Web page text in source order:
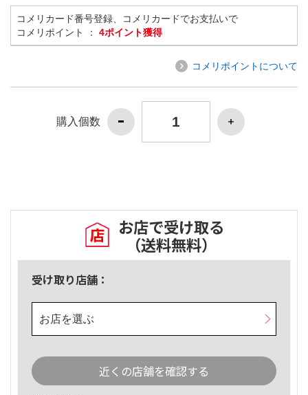
コメリカード番号登録、コメリカードでお支払いで
コメリポイント ： 4ポイント獲得
コメリポイントについて
購入個数
お店で受け取る
（送料無料）
受け取り店舗：
お店を選ぶ
近くの店舗を確認する